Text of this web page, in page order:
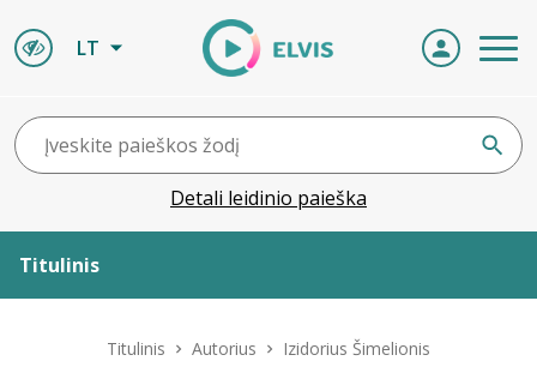
LT
Detali leidinio paieška
Titulinis
Titulinis Autorius Izidorius Šimelionis